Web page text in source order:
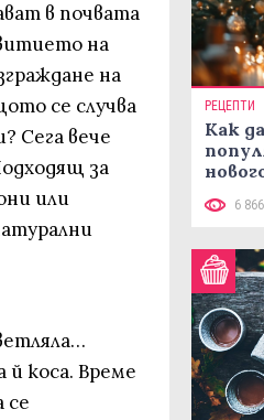
в почвата
на
на
се случва
Сега вече
за
или
коса. Време
се
РЕЦЕПТИ
Как
6 866